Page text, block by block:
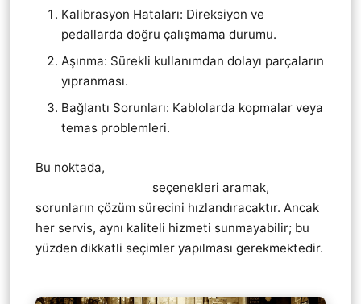
Kalibrasyon Hataları: Direksiyon ve
pedallarda doğru çalışmama durumu.
Aşınma: Sürekli kullanımdan dolayı parçaların
yıpranması.
Bağlantı Sorunları: Kablolarda kopmalar veya
temas problemleri.
Bu noktada,
seçenekleri aramak,
sorunların çözüm sürecini hızlandıracaktır. Ancak
her servis, aynı kaliteli hizmeti sunmayabilir; bu
yüzden dikkatli seçimler yapılması gerekmektedir.